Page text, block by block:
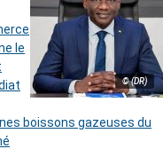
© (DR)
le
boissons gazeuses du